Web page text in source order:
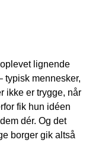
lignende
typisk mennesker,
ikke er trygge, når
fik hun idéen
dér. Og det
borger gik altså